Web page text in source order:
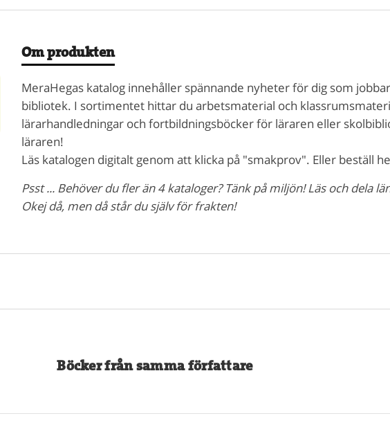
Om produkten
MeraHegas katalog innehåller spännande nyheter för dig som
bibliotek. I sortimentet hittar du arbetsmaterial och
lärarhandledningar och fortbildningsböcker för läraren eller
läraren!
Läs katalogen digitalt genom att klicka på "smakprov". Eller beställ
Psst ... Behöver du fler än 4 kataloger? Tänk på miljön! Läs och dela
Okej då, men då står du själv för frakten!
Böcker från samma författare